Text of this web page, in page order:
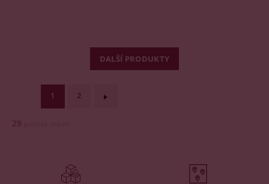
DALŠÍ PRODUKTY
1 2
29